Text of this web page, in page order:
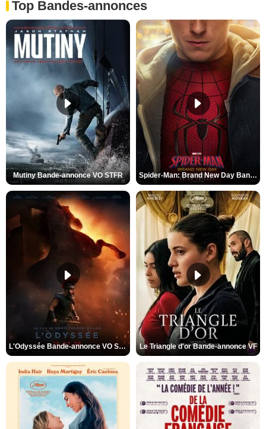
Top Bandes-annonces
Mutiny Bande-annonce VO STFR Spider-Man: Brand New Day Bande-annonce VO STFR
L'Odyssée Bande-annonce VO STFR Le Triangle d'or Bande-annonce VF